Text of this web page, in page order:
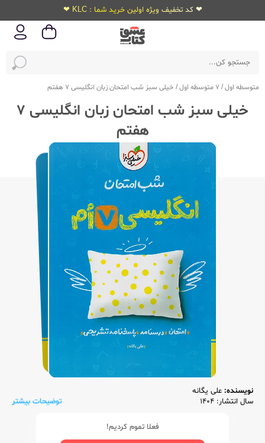
❤ کد تخفیف ویژه اولین خرید شما : KLC ❤
متوسطه اول/ 7 متوسطه اول / خیلی سبز شب امتحان زبان انگلیسی 7 هفتم
خیلی سبز شب امتحان زبان انگلیسی 7
هفتم
نویسنده: علی یگانه
سال انتشار: 1404
توضیحات بیشتر
فعلا تموم کردیم!